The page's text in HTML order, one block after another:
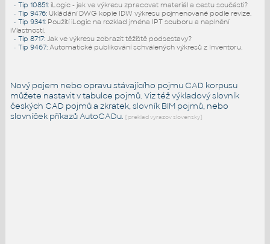
• Tip 10851: iLogic - jak ve výkresu zpracovat materiál a cestu součásti?
• Tip 9476: Ukládání DWG kopie IDW výkresu pojmenované podle revize.
• Tip 9341: Použití iLogic na rozklad jména IPT souboru a naplnění
iVlastností.
• Tip 8717: Jak ve výkresu zobrazit těžiště podsestavy?
• Tip 9467: Automatické publikování schválených výkresů z Inventoru.
Nový pojem nebo opravu stávajícího pojmu CAD korpusu
můžete nastavit v tabulce pojmů. Viz téžvýkladový slovník
českých CAD pojmů a zkratek,slovník BIM pojmů, nebo
slovníček příkazů AutoCADu. [preklad vyrazov slovensky]